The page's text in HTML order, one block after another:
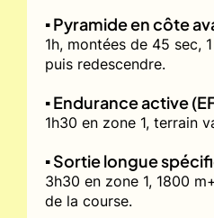
▪️ Pyramide en côte
1h, montées de 45 sec,
puis redescendre.
▪️ Endurance active
1h30 en zone 1, terrain
▪️ Sortie longue
3h30 en zone 1, 1800
de la course.